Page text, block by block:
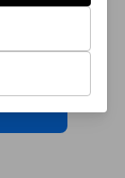
retirar
con